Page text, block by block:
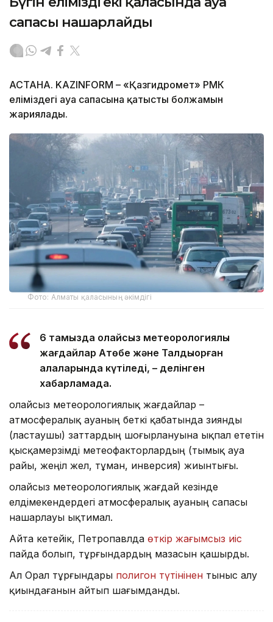
сапасы нашарлайды
АСТАНА. KAZINFORM – «Қазгидромет» РМК
еліміздегі ауа сапасына қатысты болжамын
жариялады.
Фото: Алматы қаласының әкімдігі
6 тамызда қолайсыз метеорологиялық
жағдайлар Ақтөбе және Талдықорған
қалаларында күтіледі, – делінген
хабарламада.
Қолайсыз метеорологиялық жағдайлар –
атмосфералық ауаның беткі қабатында зиянды
(ластаушы) заттардың шоғырлануына ықпал ететін
қысқамерзімді метеофакторлардың (тымық ауа
райы, жеңіл жел, тұман, инверсия) жиынтығы.
Қолайсыз метеорологиялық жағдай кезінде
елдімекендердегі атмосфералық ауаның сапасы
нашарлауы ықтимал.
Айта кетейік, Петропавлда өткір жағымсыз иіс
пайда болып, тұрғындардың мазасын қашырды.
Ал Орал тұрғындары полигон түтінінен тыныс алу
қиындағанын айтып шағымданды.